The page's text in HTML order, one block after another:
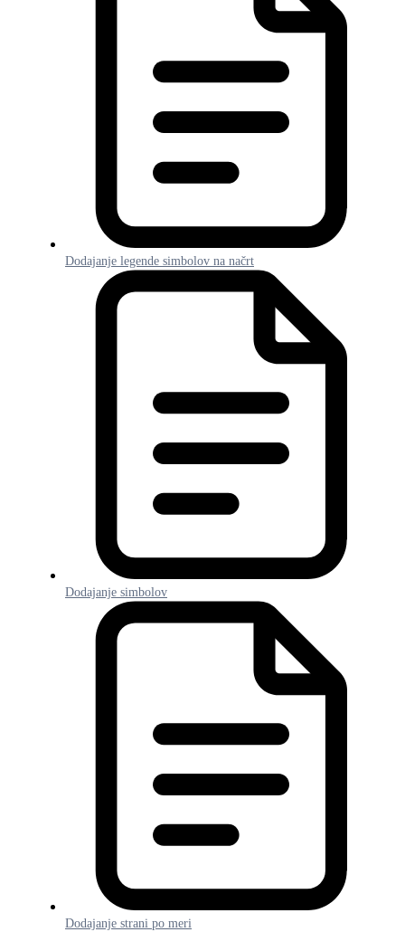
Dodajanje legende simbolov na načrt
Dodajanje simbolov
Dodajanje strani po meri